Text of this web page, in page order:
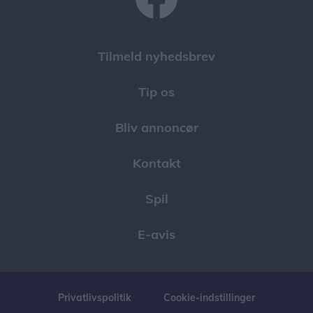
Tilmeld nyhedsbrev
Tip os
Bliv annoncør
Kontakt
Spil
E-avis
Privatlivspolitik Cookie-indstillinger